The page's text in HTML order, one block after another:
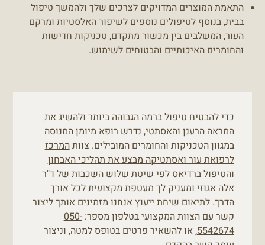
התאמת המוצרים המדויקים לצרכים שלך ולהמשך טיפול
בבית, בנוסף לטיפולים נוספים לשיפור האלסטיות ומרקם
העור, המשלבים בין מכשור מתקדם, טכניקות חדישות
והחומרים האיכותיים והבטוחים לשימוש.
כדי להבטיח טיפול ברמה הגבוהה ביותר ולהשיג את
המראה הרענן והאסתטי, נדרש רופא מיומן המנוסה
במגוון הטכניקות והחומרים המובילים. צוותהמרכז
לרפואת עור ואסתטיקה מבצע את תהליכי האבחון
והטיפול ברדיאס לפי שיטת שלוש השכבות של ד"ר
אלה אגוזי ומעניק לך מעטפת מקצועית לכל אורך
הדרך. לתיאום שיחת ייעוץ אנחנו מזמינים אותך ליצור
קשר עם הצוות המקצועי בטלפון מספר:050-
5542674, או להשאיר פרטים בטופס למטה, וניצור